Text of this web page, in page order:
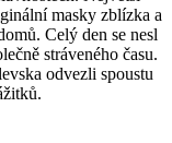
masky zblízka a
Celý den se nesl
stráveného času.
odvezli spoustu